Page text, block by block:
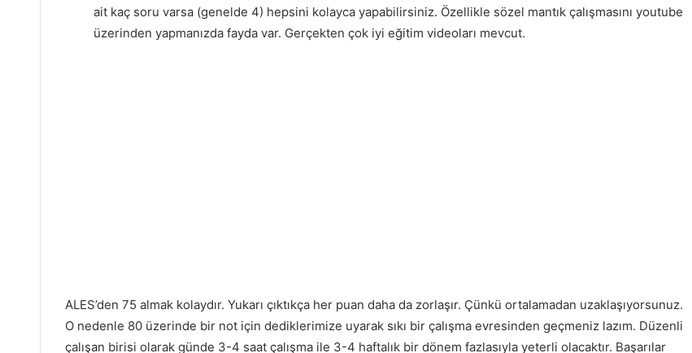
ait kaç soru varsa (genelde 4) hepsini kolayca yapabilirsiniz. Özellikle sözel mantık çalışmasını youtube
üzerinden yapmanızda fayda var. Gerçekten çok iyi eğitim videoları mevcut.
ALES’den 75 almak kolaydır. Yukarı çıktıkça her puan daha da zorlaşır. Çünkü ortalamadan uzaklaşıyorsunuz.
O nedenle 80 üzerinde bir not için dediklerimize uyarak sıkı bir çalışma evresinden geçmeniz lazım. Düzenli
çalışan birisi olarak günde 3-4 saat çalışma ile 3-4 haftalık bir dönem fazlasıyla yeterli olacaktır. Başarılar